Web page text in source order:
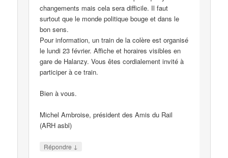
changements mais cela sera difficile. Il faut
surtout que le monde politique bouge et dans le
bon sens.
Pour information, un train de la colère est organisé
le lundi 23 février. Affiche et horaires visibles en
gare de Halanzy. Vous êtes cordialement invité à
participer à ce train.
Bien à vous.
Michel Ambroise, président des Amis du Rail
(ARH asbl)
Répondre ↓